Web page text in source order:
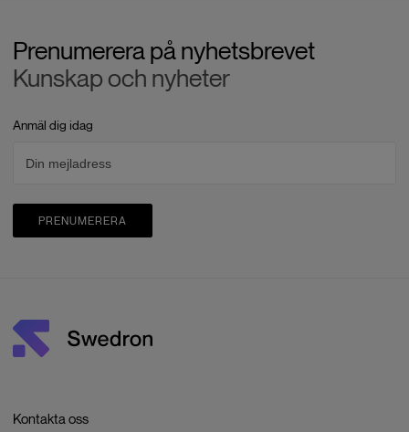
Prenumerera på nyhetsbrevet
Kunskap och nyheter
Anmäl dig idag
PRENUMERERA
Kontakta oss